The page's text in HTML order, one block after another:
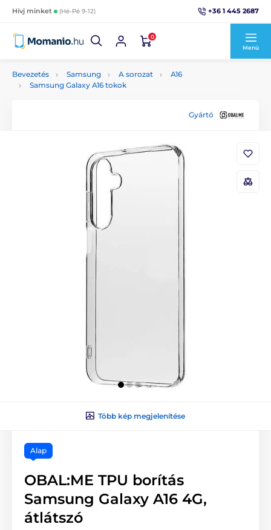
Hívj minket (Hé-Pé 9-12) +36 1 445 2687
0
Menü
Bevezetés Samsung A sorozat
A16
Samsung Galaxy A16 tokok
Gyártó
Több kép megjelenítése
Alap
OBAL:ME TPU borítás
Samsung Galaxy A16 4G,
átlátszó